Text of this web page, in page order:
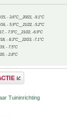
- 3.6°C__20/21, -9.1°C
- 5.9°C__21/22, -5.2°C
- 7.9°C__21/22, -6.9°C
- 8.3°C__22/23, -7.1°C
- 7.5°C
- 2.8°C
Tuininrichting